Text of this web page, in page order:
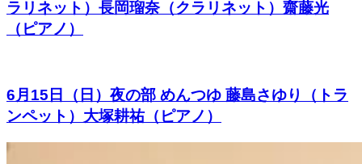
ラリネット）長岡瑠奈（クラリネット）齋藤光
（ピアノ）
6月15日（日）夜の部 めんつゆ 藤島さゆり（トラ
ンペット）大塚耕祐（ピアノ）